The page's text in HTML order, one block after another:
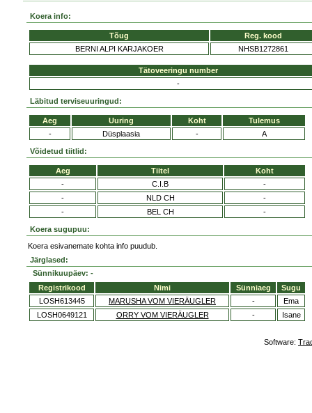
Koera info:
Tõug
Reg. kood
BERNI ALPI KARJAKOER
NHSB1272861
Tätoveeringu number
-
Läbitud terviseuuringud:
Aeg Uuring Koht
Tulemus
-
Düsplaasia - A
Võidetud tiitlid:
Aeg Tiitel
Koht
-
C.I.B
-
-
NLD CH
-
-
BEL CH -
Koera sugupuu:
Koera esivanemate kohta info puudub.
Järglased:
Sünnikuupäev: -
Registrikood
Nimi Sünniaeg
Sugu
LOSH613445
MARUSHA VOM VIERÄUGLER -
Ema
LOSH0649121
ORRY VOM VIERÄUGLER - Isane
Software: